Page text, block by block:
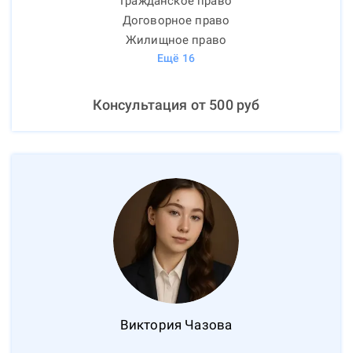
Договорное право
Жилищное право
Ещё 16
Консультация от 500руб
Виктория Чазова